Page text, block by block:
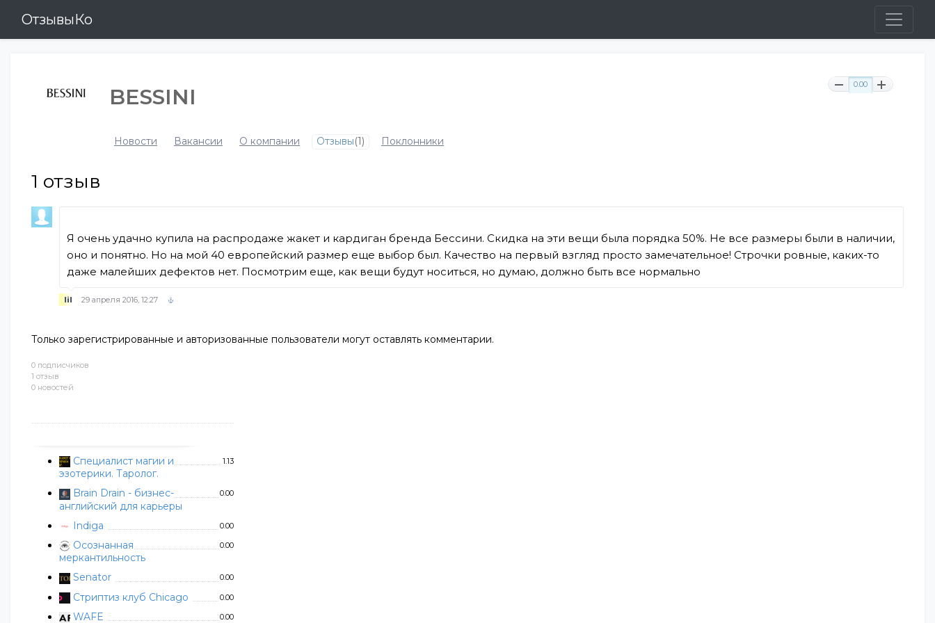
ОтзывыКо
0 подписчиков
1 отзыв
0 новостей
Специалист магии и
эзотерики. Таролог.
1.13
Brain Drain - бизнес-
английский для карьеры
0.00
Indiga 0.00
Осознанная
меркантильность
0.00
Senator 0.00
Стриптиз клуб Chicago 0.00
WAFE 0.00
0.00
BESSINI
Новости Вакансии О компании Отзывы(1) Поклонники
1 отзыв
Я очень удачно купила на распродаже жакет и кардиган бренда Бессини. Скидка на эти вещи была порядка 50%. Не все размеры были в наличии,
оно и понятно. Но на мой 40 европейский размер еще выбор был. Качество на первый взгляд просто замечательное! Строчки ровные, каких-то
даже малейших дефектов нет. Посмотрим еще, как вещи будут носиться, но думаю, должно быть все нормально
lil 29 апреля 2016, 12:27
Только зарегистрированные и авторизованные пользователи могут оставлять комментарии.